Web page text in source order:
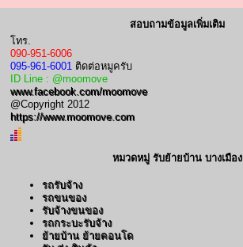
สอบถามข้อมูลเพิ่มเติม
โทร.
090-951-6006
095-961-6001 ติดต่อหมูครับ
ID Line : @moomove
www.facebook.com/moomove
@Copyright 2012
https://www.moomove.com
หมวดหมู่ รับย้ายบ้าน บางเมือง
รถรับจ้าง
รถขนของ
รับจ้างขนของ
รถกระบะรับจ้าง
ย้ายบ้าน ย้ายคอนโด